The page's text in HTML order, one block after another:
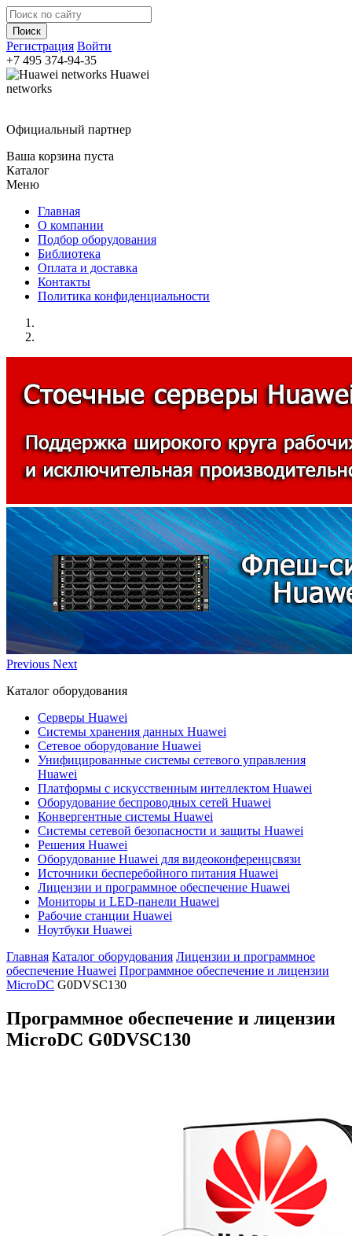
Регистрация Войти
+7 495 374-94-35
Huawei
networks
Официальный партнер
Ваша корзина пуста
Каталог
Меню
Главная
О компании
Подбор оборудования
Библиотека
Оплата и доставка
Контакты
Политика конфиденциальности
Previous Next
Каталог оборудования
Серверы Huawei
Системы хранения данных Huawei
Сетевое оборудование Huawei
Унифицированные системы сетевого управления
Huawei
Платформы с искусственным интеллектом Huawei
Оборудование беспроводных сетей Huawei
Конвергентные системы Huawei
Системы сетевой безопасности и защиты Huawei
Решения Huawei
Оборудование Huawei для видеоконференцсвязи
Источники бесперебойного питания Huawei
Лицензии и программное обеспечение Huawei
Мониторы и LED-панели Huawei
Рабочие станции Huawei
Ноутбуки Huawei
Главная Каталог оборудования Лицензии и программное
обеспечение Huawei Программное обеспечение и лицензии
MicroDC G0DVSC130
Программное обеспечение и лицензии
MicroDC G0DVSC130